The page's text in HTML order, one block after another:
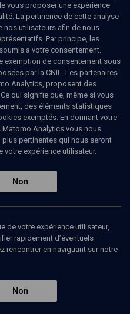
newsletter
La rédaction
vous proposer une expérience
La pertinence de cette analyse
nos utilisateurs afin de nous
Par principe, les
à votre consentement.
exemption de consentement sous
par la CNIL. Les partenaires
Analytics, proposent des
qui signifie que, même si vous
des éléments statistiques
exemptés. En donnant votre
Analytics vous nous
pertinentes qui nous seront
votre expérience utilisateur.
Non
de votre expérience utilisateur,
rapidement d’éventuels
rencontrer en naviguant sur notre
Non